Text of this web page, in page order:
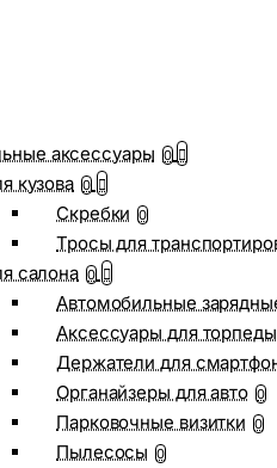
аксессуары 0
кузова 0
Скребки 0
Тросы для
салона 0
Автомобильные
Аксессуары для
Держатели для
Органайзеры для авто 0
Парковочные визитки 0
Пылесосы 0